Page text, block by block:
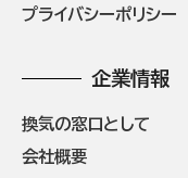
プライバシーポリシー
企業情報
換気の窓口として
会社概要